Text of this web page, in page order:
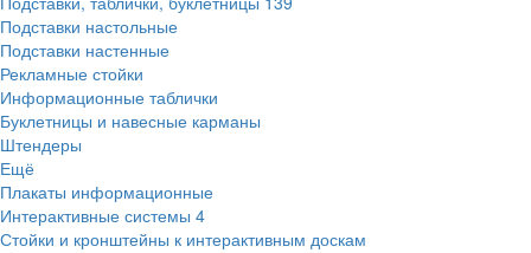
Подставки настольные
Подставки настенные
Рекламные стойки
Информационные таблички
Буклетницы и навесные карманы
Штендеры
Ещё
Плакаты информационные
Интерактивные системы 4
Стойки и кронштейны к интерактивным доскам